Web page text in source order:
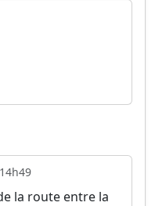
la route entre la